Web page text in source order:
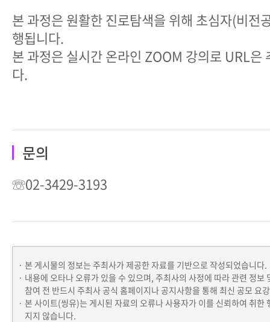
본 과정은 원활한 진로탐색을 위해 초심자(비전
행됩니다.
본 과정은 실시간 온라인 ZOOM 강의로 URL은
다.
문의
☏02-3429-3193
본 게시물의 정보는 주최사가 제공한 자료를 기반으로 작성되었습니다.
내용에 오타나 오류가 있을 수 있으며, 주최사의 사정에 따라 관련 정보
참여 전 반드시 주최사 공식 홈페이지나 공지사항을 통해 최신 공모 요
본 사이트(씽유)는 게시된 자료의 오류나 사용자가 이를 신뢰하여 취한
지지 않습니다.